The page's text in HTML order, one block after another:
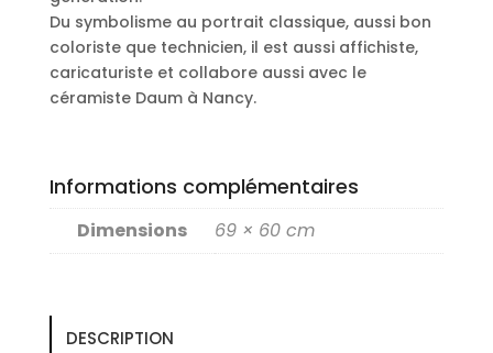
Du symbolisme au portrait classique, aussi bon
coloriste que technicien, il est aussi affichiste,
caricaturiste et collabore aussi avec le
céramiste Daum à Nancy.
Informations complémentaires
Dimensions 69 × 60 cm
DESCRIPTION